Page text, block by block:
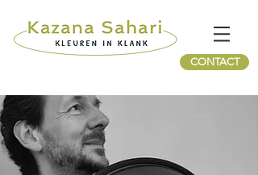
CONTACT